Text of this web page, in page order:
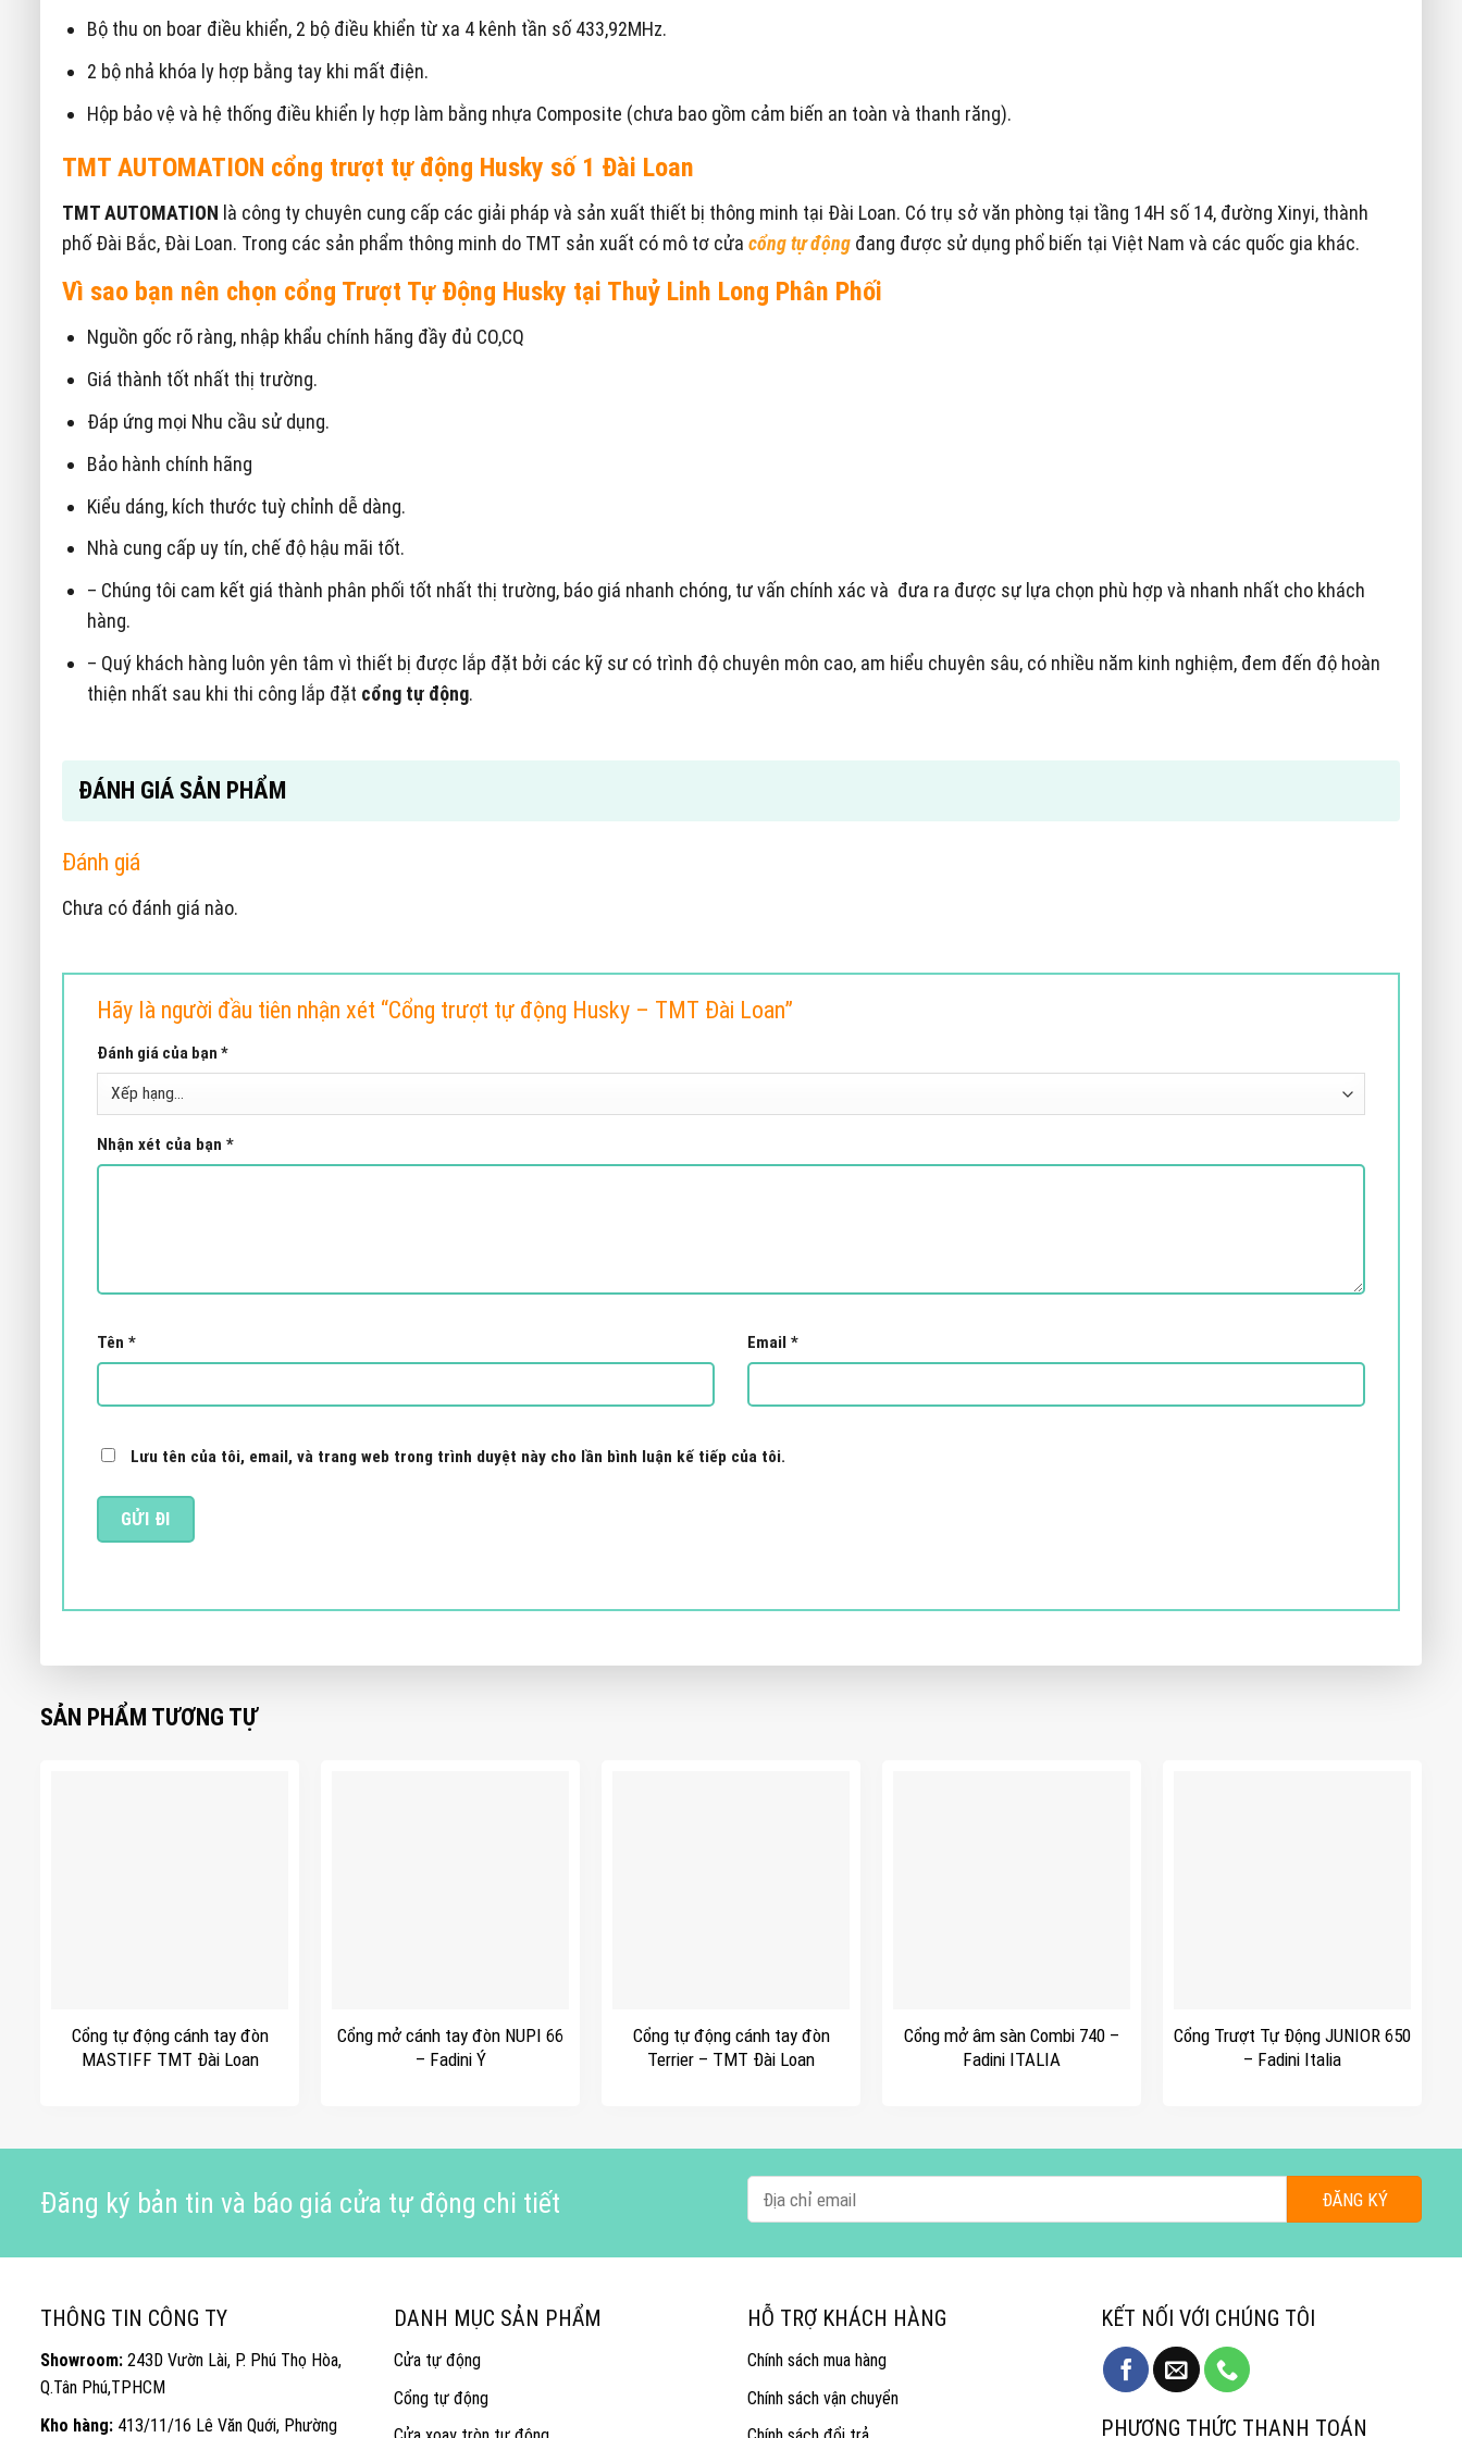
Bộ thu on boar điều khiển, 2 bộ điều khiển từ xa 4 kênh tần số 433,92MHz.
2 bộ nhả khóa ly hợp bằng tay khi mất điện.
Hộp bảo vệ và hệ thống điều khiển ly hợp làm bằng nhựa Composite (chưa bao gồm cảm biến an toàn và thanh răng).
TMT AUTOMATION cổng trượt tự động Husky số 1 Đài Loan
TMT AUTOMATION là công ty chuyên cung cấp các giải pháp và sản xuất thiết bị thông minh tại Đài Loan. Có trụ sở văn phòng tại tầng 14H số 14, đường Xinyi, thành
phố Đài Bắc, Đài Loan. Trong các sản phẩm thông minh do TMT sản xuất có mô tơ cửa cổng tự động đang được sử dụng phổ biến tại Việt Nam và các quốc gia khác.
Vì sao bạn nên chọn cổng Trượt Tự Động Husky tại Thuỷ Linh Long Phân Phối
Nguồn gốc rõ ràng, nhập khẩu chính hãng đầy đủ CO,CQ
Giá thành tốt nhất thị trường.
Đáp ứng mọi Nhu cầu sử dụng.
Bảo hành chính hãng
Kiểu dáng, kích thước tuỳ chỉnh dễ dàng.
Nhà cung cấp uy tín, chế độ hậu mãi tốt.
– Chúng tôi cam kết giá thành phân phối tốt nhất thị trường, báo giá nhanh chóng, tư vấn chính xác và đưa ra được sự lựa chọn phù hợp và nhanh nhất cho khách
hàng.
– Quý khách hàng luôn yên tâm vì thiết bị được lắp đặt bởi các kỹ sư có trình độ chuyên môn cao, am hiểu chuyên sâu, có nhiều năm kinh nghiệm, đem đến độ hoàn
thiện nhất sau khi thi công lắp đặt cổng tự động.
ĐÁNH GIÁ SẢN PHẨM
Đánh giá
Chưa có đánh giá nào.
Hãy là người đầu tiên nhận xét “Cổng trượt tự động Husky – TMT Đài Loan”
Đánh giá của bạn *
Nhận xét của bạn *
Tên * Email *
Lưu tên của tôi, email, và trang web trong trình duyệt này cho lần bình luận kế tiếp của tôi.
SẢN PHẨM TƯƠNG TỰ
Cổng tự động cánh tay đòn
MASTIFF TMT Đài Loan
Cổng mở cánh tay đòn NUPI 66
– Fadini Ý
Cổng tự động cánh tay đòn
Terrier – TMT Đài Loan
Cổng mở âm sàn Combi 740 –
Fadini ITALIA
Cổng Trượt Tự Động JUNIOR 650
– Fadini Italia
Đăng ký bản tin và báo giá cửa tự động chi tiết
THÔNG TIN CÔNG TY
Showroom: 243D Vườn Lài, P. Phú Thọ Hòa,
Q.Tân Phú,TPHCM
Kho hàng: 413/11/16 Lê Văn Quới, Phường
DANH MỤC SẢN PHẨM
Cửa tự động
Cổng tự động
HỖ TRỢ KHÁCH HÀNG
Chính sách mua hàng
Chính sách vận chuyển
KẾT NỐI VỚI CHÚNG TÔI
PHƯƠNG THỨC THANH TOÁN